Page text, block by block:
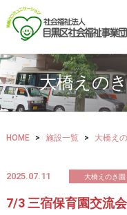
大橋えの
HOME > 施設一覧 > 大橋え
2025.07.11 大橋えのき園
7/3 三宿保育園交流会